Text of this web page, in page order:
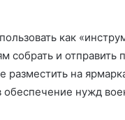
как
собрать и отправить
на
обеспечение нужд